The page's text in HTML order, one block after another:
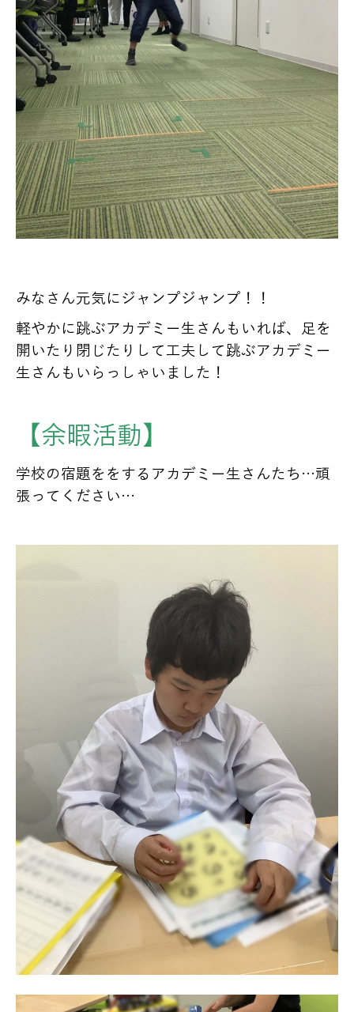
みなさん元気にジャンプジャンプ！！
軽やかに跳ぶアカデミー生さんもいれば、足を
開いたり閉じたりして工夫して跳ぶアカデミー
生さんもいらっしゃいました！
【余暇活動】
学校の宿題ををするアカデミー生さんたち…頑
張ってください…